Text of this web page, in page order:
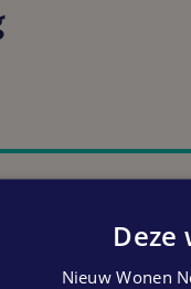
Er kunnen
Nieuw Wonen